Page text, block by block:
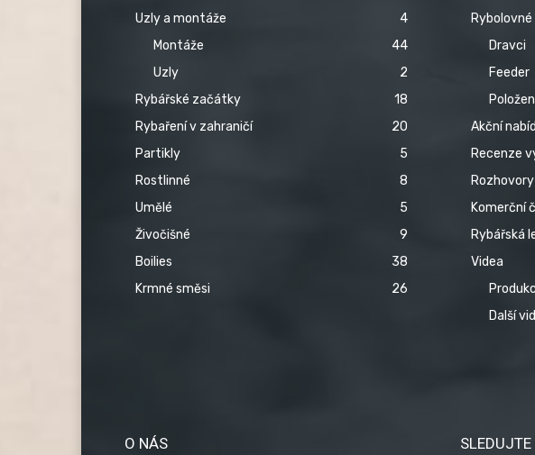
Uzly a montáže
4
Montáže
44
Uzly
2
Rybářské začátky
18
Rybaření v zahraničí
20
Partikly
5
Rostlinné
8
Umělé
5
Živočišné
9
Boilies
38
Krmné směsi
26
Dravci
Feeder
Akční
Recenze
Rozhovory
Komerční
Rybářská
Videa
Další
O NÁS